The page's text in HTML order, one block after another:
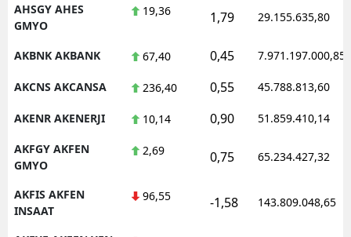
Konya
Kütahya
Malatya
Manisa
Kahramanmaraş
AHSGY AHES
GMYO
19,36 1,79 29.155.635,80
AKBNK AKBANK 67,40 0,45 7.971.197.000,85
AKCNS AKCANSA 236,40 0,55 45.788.813,60
AKENR AKENERJI 10,14 0,90 51.859.410,14
AKFGY AKFEN
GMYO
2,69 0,75 65.234.427,32
AKFIS AKFEN
INSAAT
96,55 -1,58 143.809.048,65